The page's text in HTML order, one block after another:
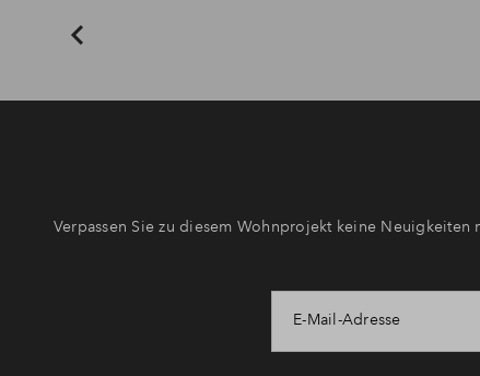
Verpassen Sie zu diesem Wohnprojekt keine
E-Mail-Adresse